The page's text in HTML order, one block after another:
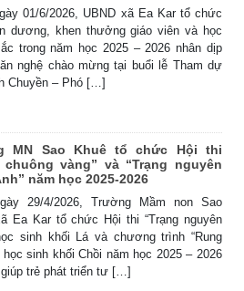
01/6/2026, UBND xã Ea Kar tổ chức
dương, khen thưởng giáo viên và học
trong năm học 2025 – 2026 nhân dịp
nghệ chào mừng tại buổi lễ Tham dự
Chuyền – Phó […]
MN Sao Khuê tổ chức Hội thi
chuông vàng” và “Trạng nguyên
năm học 2025-2026
29/4/2026, Trường Mầm non Sao
Ea Kar tổ chức Hội thi “Trạng nguyên
sinh khối Lá và chương trình “Rung
học sinh khối Chồi năm học 2025 – 2026
trẻ phát triển tư […]